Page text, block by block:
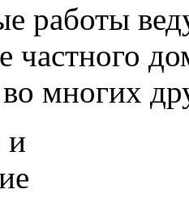
работы
частного
многих